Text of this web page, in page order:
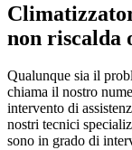
non riscalda
Qualunque sia il
chiama il nostro
intervento di
nostri tecnici
sono in grado di